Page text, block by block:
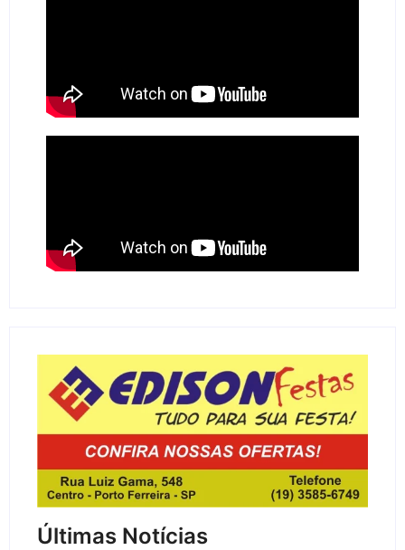
Últimas Notícias